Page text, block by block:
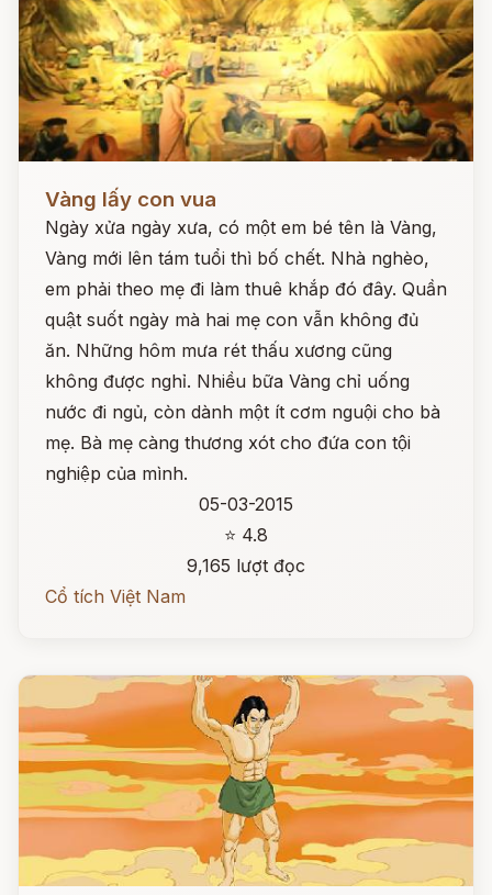
Vàng lấy con vua
Ngày xửa ngày xưa, có một em bé tên là Vàng,
Vàng mới lên tám tuổi thì bố chết. Nhà nghèo,
em phải theo mẹ đi làm thuê khắp đó đây. Quần
quật suốt ngày mà hai mẹ con vẫn không đủ
ăn. Những hôm mưa rét thấu xương cũng
không được nghỉ. Nhiều bữa Vàng chỉ uống
nước đi ngủ, còn dành một ít cơm nguội cho bà
mẹ. Bà mẹ càng thương xót cho đứa con tội
nghiệp của mình.
05-03-2015
⭐ 4.8
9,165 lượt đọc
Cổ tích Việt Nam